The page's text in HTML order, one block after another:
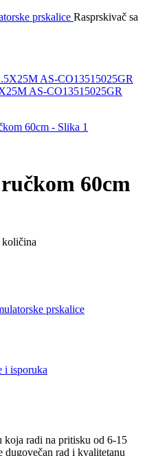
prskalice Rasprskivač sa
AS-CO13515025GR
60cm
količina
prskalice
i isporuka
koja radi na pritisku od 6-15
dugovečan rad i kvalitetanu